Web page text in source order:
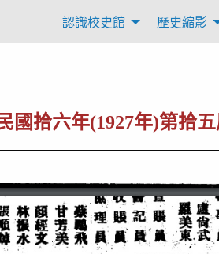
認識校史館 歷史縮影
國拾六年(1927年)第拾